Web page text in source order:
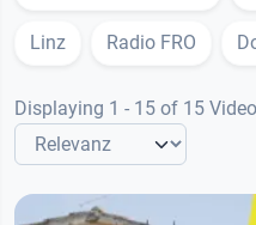
Linz Radio FRO
Displaying 1 - 15 of 15